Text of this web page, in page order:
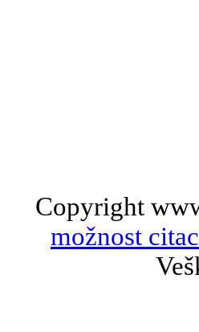
Copyright
možnost